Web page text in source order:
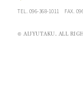
TEL. 096-368-1011 FAX.
© AIJYUTAKU. ALL